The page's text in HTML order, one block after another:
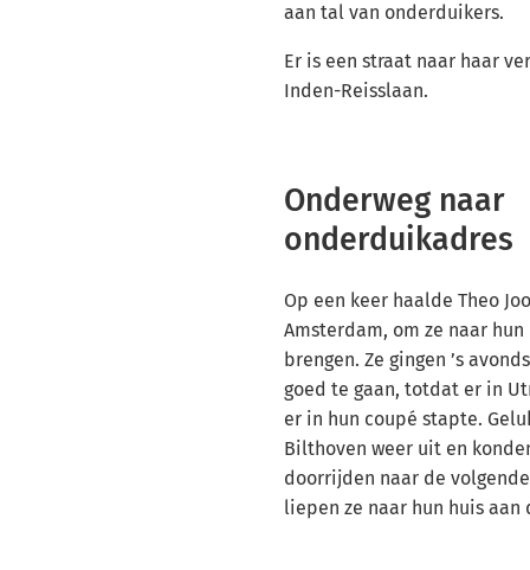
aan tal van onderduikers.
Er is een straat naar haar
Inden-Reisslaan.
Onderweg naar
onderduikadres
Op een keer haalde Theo
Amsterdam, om ze naar
brengen. Ze gingen ’s
goed te gaan, totdat er in
er in hun coupé stapte.
Bilthoven weer uit en
doorrijden naar de
liepen ze naar hun huis aan